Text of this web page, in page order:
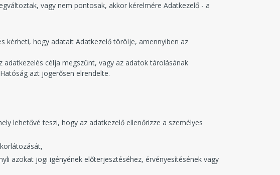
vagy nem pontosak, akkor kérelmére Adatkezelő - a
kérheti, hogy adatait Adatkezelő törölje, amennyiben az
célja megszűnt, vagy az adatok tárolásának
azt jogerősen elrendelte.
lehetővé teszi, hogy az adatkezelő ellenőrizze a személyes
azokat jogi igényének előterjesztéséhez, érvényesítésének vagy